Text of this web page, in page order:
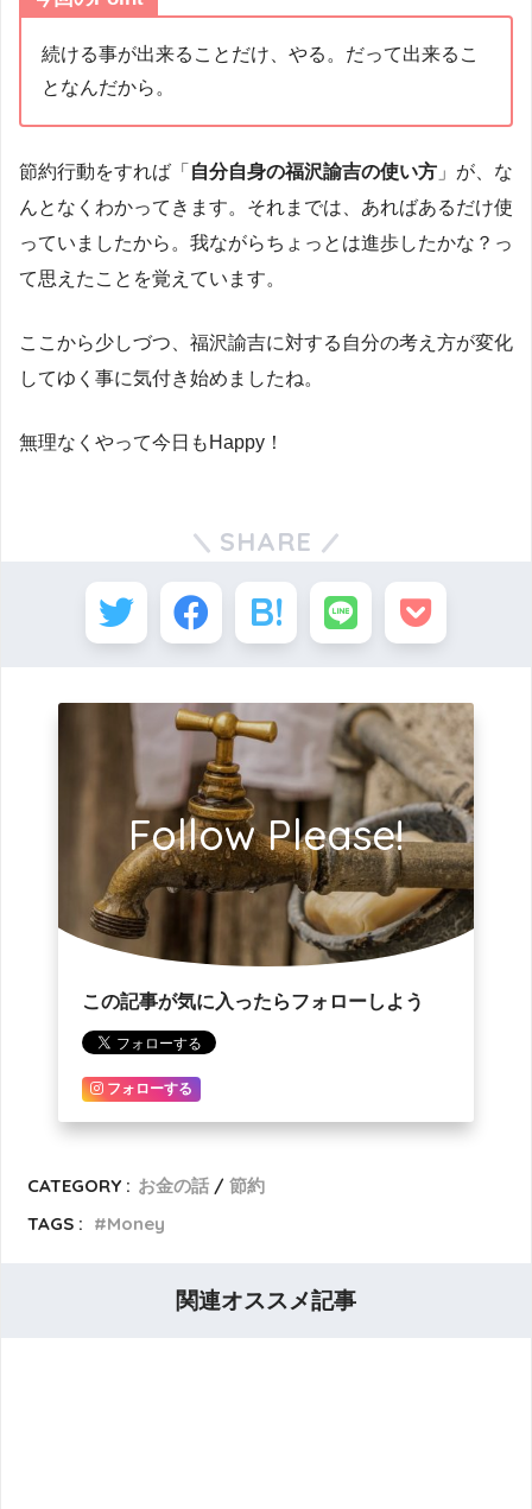
続ける事が出来ることだけ、やる。だって出来るこ
となんだから。
節約行動をすれば「 自分自身の福沢諭吉の使い方 」が、な
んとなくわかってきます。それまでは、あればあるだけ使
っていましたから。我ながらちょっとは進歩したかな？っ
て思えたことを覚えています。
ここから少しづつ、福沢諭吉に対する自分の考え方が変化
してゆく事に気付き始めましたね。
無理なくやって今日もHappy！
SHARE
Follow Please!
この記事が気に入ったらフォローしよう
フォローする
CATEGORY : お金の話
節約
TAGS :
Money
関連オススメ記事